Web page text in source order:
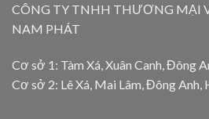
CÔNG TY TNHH THƯƠNG MẠI
NAM PHÁT
Cơ sở 1: Tàm Xá, Xuân Canh, Đông
Cơ sở 2: Lê Xá, Mai Lâm, Đông Anh,